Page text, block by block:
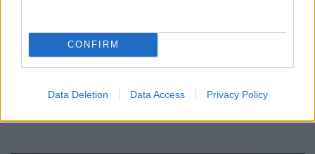
CONFIRM
Data Deletion Data Access Privacy Policy